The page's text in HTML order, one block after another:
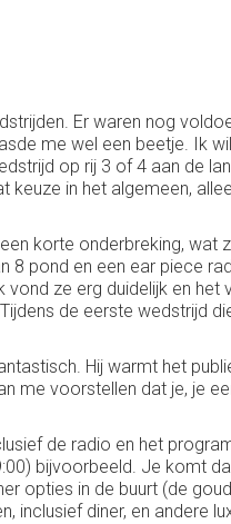
Er waren nog
me wel een beetje. Ik
op rij 3 of 4 aan de
in het algemeen,
korte onderbreking, wat
pond en een ear piece
ze erg duidelijk en
de eerste wedstrijd
Hij warmt het
me voorstellen dat je, je
de radio en het
bijvoorbeeld. Je komt
opties in de buurt (de
diner, en andere